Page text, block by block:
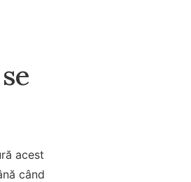
acest
când